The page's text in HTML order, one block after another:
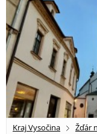
Kraj Vysočina Žďár